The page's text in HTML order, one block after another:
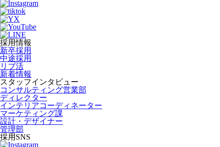
採用情報
新卒採用
中途採用
リブ活
新着情報
スタッフインタビュー
コンサルティング営業部
ディレクター
インテリアコーディネーター
マーケティング課
設計・デザイナー
管理部
採用SNS